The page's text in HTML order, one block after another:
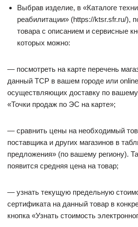
Выбрав изделие, в «Каталоге
реабилитации» (https://ktsr.sfr.ru/),
товара с описанием и сервисные
которых можно:
— посмотреть на карте перечень
данный ТСР в вашем городе или
осуществляющих доставку по
«Точки продаж по ЭС на карте»;
— сравнить цены на необходимый
поставщика и других магазинов в
предложения» (по вашему региону).
появится средняя цена на товар;
— узнать текущую предельную
сертификата на данный товар в
кнопка «Узнать стоимость